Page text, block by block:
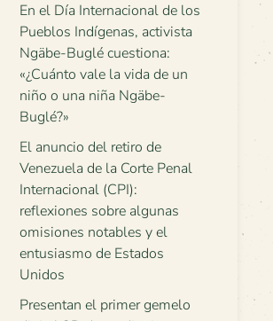
En el Día Internacional de los
Pueblos Indígenas, activista
Ngäbe-Buglé cuestiona:
«¿Cuánto vale la vida de un
niño o una niña Ngäbe-
Buglé?»
El anuncio del retiro de
Venezuela de la Corte Penal
Internacional (CPI):
reflexiones sobre algunas
omisiones notables y el
entusiasmo de Estados
Unidos
Presentan el primer gemelo